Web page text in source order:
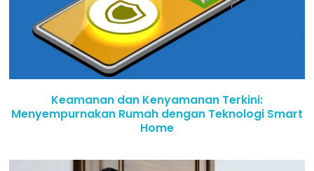
Keamanan dan Kenyamanan Terkini:
Menyempurnakan Rumah dengan Teknologi Smart
Home